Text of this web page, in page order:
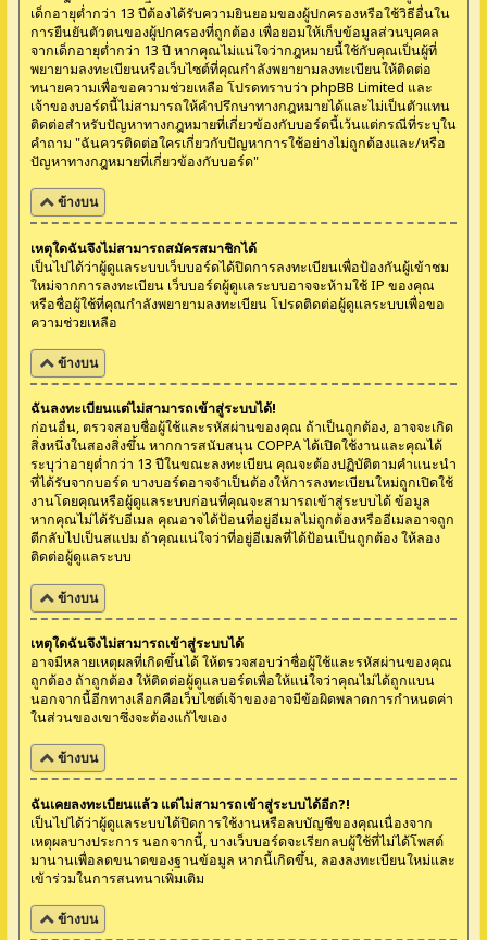
เด็กอายุต่ำกว่า 13 ปีต้องได้รับความยินยอมของผู้ปกครองหรือใช้วิธีอื่นใน
การยืนยันตัวตนของผู้ปกครองที่ถูกต้อง เพื่อยอมให้เก็บข้อมูลส่วนบุคคล
จากเด็กอายุต่ำกว่า 13 ปี หากคุณไม่แน่ใจว่ากฎหมายนี้ใช้กับคุณเป็นผู้ที่
พยายามลงทะเบียนหรือเว็บไซต์ที่คุณกำลังพยายามลงทะเบียนให้ติดต่อ
ทนายความเพื่อขอความช่วยเหลือ โปรดทราบว่า phpBB Limited และ
เจ้าของบอร์ดนี้ไม่สามารถให้คำปรึกษาทางกฎหมายได้และไม่เป็นตัวแทน
ติดต่อสำหรับปัญหาทางกฎหมายที่เกี่ยวข้องกับบอร์ดนี้เว้นแต่กรณีที่ระบุใน
คำถาม "ฉันควรติดต่อใครเกี่ยวกับปัญหาการใช้อย่างไม่ถูกต้องและ/หรือ
ปัญหาทางกฎหมายที่เกี่ยวข้องกับบอร์ด"
ข้างบน
เหตุใดฉันจึงไม่สามารถสมัครสมาชิกได้
เป็นไปได้ว่าผู้ดูแลระบบเว็บบอร์ดได้ปิดการลงทะเบียนเพื่อป้องกันผู้เข้าชม
ใหม่จากการลงทะเบียน เว็บบอร์ดผู้ดูแลระบบอาจจะห้ามใช้ IP ของคุณ
หรือชื่อผู้ใช้ที่คุณกำลังพยายามลงทะเบียน โปรดติดต่อผู้ดูแลระบบเพื่อขอ
ความช่วยเหลือ
ข้างบน
ฉันลงทะเบียนแต่ไม่สามารถเข้าสู่ระบบได้!
ก่อนอื่น, ตรวจสอบชื่อผู้ใช้และรหัสผ่านของคุณ ถ้าเป็นถูกต้อง, อาจจะเกิด
สิ่งหนึ่งในสองสิ่งขึ้น หากการสนับสนุน COPPA ได้เปิดใช้งานและคุณได้
ระบุว่าอายุต่ำกว่า 13 ปีในขณะลงทะเบียน คุณจะต้องปฏิบัติตามคำแนะนำ
ที่ได้รับจากบอร์ด บางบอร์ดอาจจำเป็นต้องให้การลงทะเบียนใหม่ถูกเปิดใช้
งานโดยคุณหรือผู้ดูแลระบบก่อนที่คุณจะสามารถเข้าสู่ระบบได้ ข้อมูล
หากคุณไม่ได้รับอีเมล คุณอาจได้ป้อนที่อยู่อีเมลไม่ถูกต้องหรืออีเมลอาจถูก
ตีกลับไปเป็นสแปม ถ้าคุณแน่ใจว่าที่อยู่อีเมลที่ได้ป้อนเป็นถูกต้อง ให้ลอง
ติดต่อผู้ดูแลระบบ
ข้างบน
เหตุใดฉันจึงไม่สามารถเข้าสู่ระบบได้
อาจมีหลายเหตุผลที่เกิดขึ้นได้ ให้ตรวจสอบว่าชื่อผู้ใช้และรหัสผ่านของคุณ
ถูกต้อง ถ้าถูกต้อง ให้ติดต่อผู้ดูแลบอร์ดเพื่อให้แน่ใจว่าคุณไม่ได้ถูกแบน
นอกจากนี้อีกทางเลือกคือเว็บไซต์เจ้าของอาจมีข้อผิดพลาดการกำหนดค่า
ในส่วนของเขาซึ่งจะต้องแก้ไขเอง
ข้างบน
ฉันเคยลงทะเบียนแล้ว แต่ไม่สามารถเข้าสู่ระบบได้อีก?!
เป็นไปได้ว่าผู้ดูแลระบบได้ปิดการใช้งานหรือลบบัญชีของคุณเนื่องจาก
เหตุผลบางประการ นอกจากนี้, บางเว็บบอร์ดจะเรียกลบผู้ใช้ที่ไม่ได้โพสต์
มานานเพื่อลดขนาดของฐานข้อมูล หากนี้เกิดขึ้น, ลองลงทะเบียนใหม่และ
เข้าร่วมในการสนทนาเพิ่มเติม
ข้างบน